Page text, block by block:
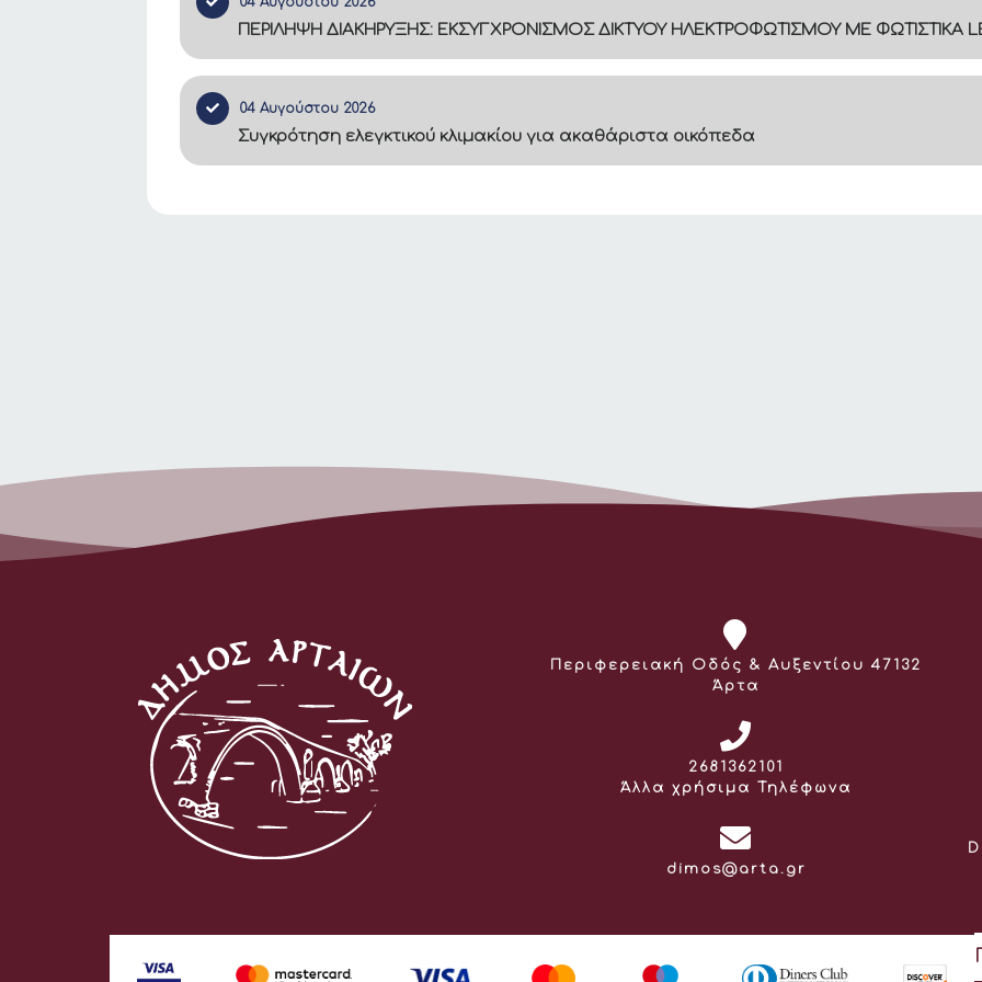
ΠΕΡΙΛΗΨΗ ΔΙΑΚΗΡΥΞΗΣ: ΕΚΣΥΓΧΡΟΝΙΣΜΟΣ ΔΙΚΤΥΟΥ ΗΛΕΚΤΡΟΦΩΤΙΣΜΟΥ ΜΕ ΦΩΤΙΣΤΙΚΑ
04 Αυγούστου 2026
Συγκρότηση ελεγκτικού κλιμακίου για ακαθάριστα οικόπεδα
Διεύθυνση:
Περιφερειακή Οδός & Αυξεντίου 47132
Άρτα
Τηλέφωνο:
2681362101
Άλλα χρήσιμα Τηλέφωνα
Email:
dimos@arta.gr